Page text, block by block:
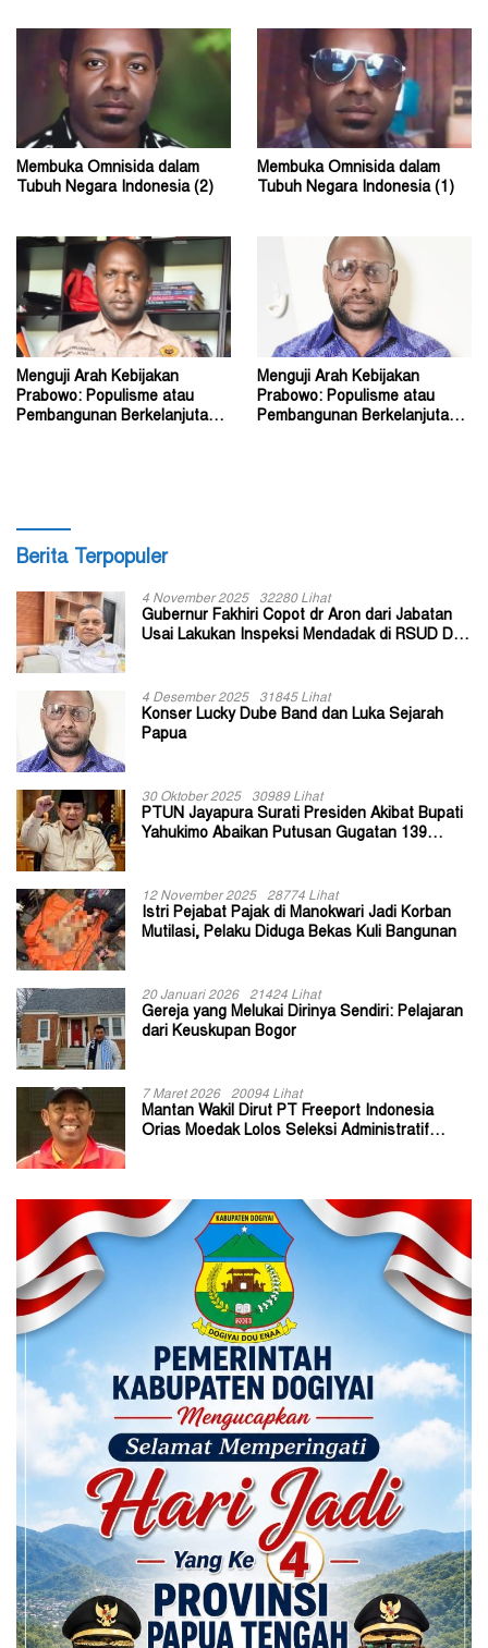
Membuka Omnisida dalam
Tubuh Negara Indonesia (2)
Membuka Omnisida dalam
Tubuh Negara Indonesia (1)
Menguji Arah Kebijakan
Prabowo: Populisme atau
Pembangunan Berkelanjutan?
Menguji Arah Kebijakan
Prabowo: Populisme atau
Pembangunan Berkelanjutan?
Berita Terpopuler
4 November 2025 32280 Lihat
Gubernur Fakhiri Copot dr Aron dari Jabatan
Usai Lakukan Inspeksi Mendadak di RSUD Dok
4 Desember 2025 31845 Lihat
Konser Lucky Dube Band dan Luka Sejarah
Papua
30 Oktober 2025 30989 Lihat
PTUN Jayapura Surati Presiden Akibat Bupati
Yahukimo Abaikan Putusan Gugatan 139
12 November 2025 28774 Lihat
Istri Pejabat Pajak di Manokwari Jadi Korban
Mutilasi, Pelaku Diduga Bekas Kuli Bangunan
20 Januari 2026 21424 Lihat
Gereja yang Melukai Dirinya Sendiri: Pelajaran
dari Keuskupan Bogor
7 Maret 2026 20094 Lihat
Mantan Wakil Dirut PT Freeport Indonesia
Orias Moedak Lolos Seleksi Administratif